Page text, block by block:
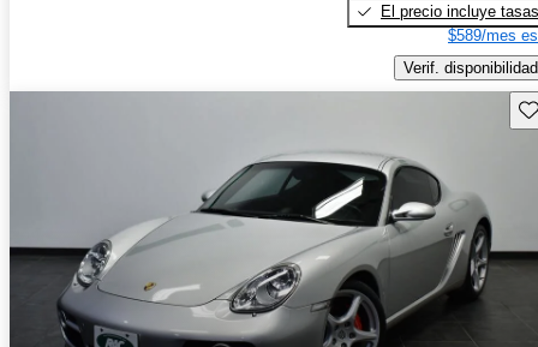
El precio incluye tasas
$589/mes
Verif. disponibilidad